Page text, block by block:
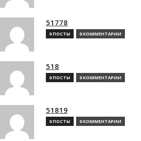
51778
0 ПОСТЫ 0 КОММЕНТАРИИ
518
0 ПОСТЫ 0 КОММЕНТАРИИ
51819
0 ПОСТЫ 0 КОММЕНТАРИИ